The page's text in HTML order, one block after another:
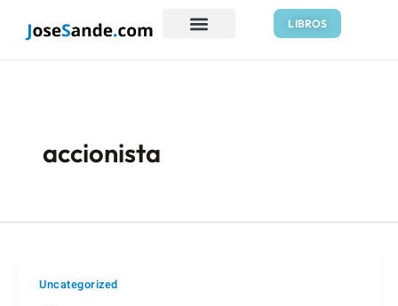
LIBROS
accionista
Uncategorized
de